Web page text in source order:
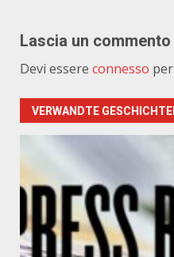
Lascia un commento
Devi essere connesso
VERWANDTE